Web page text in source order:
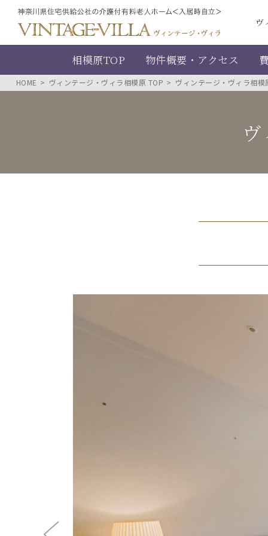
ヴ
相模原TOP 物件概要・アクセス
HOME ヴィンテージ・ヴィラ相模原 TOP ヴィンテージ・ヴィラ相模